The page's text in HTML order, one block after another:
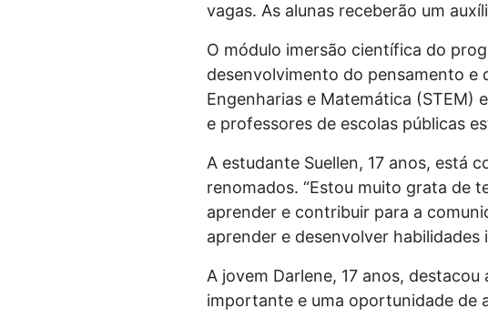
vagas. As alunas receberão um
O módulo imersão científica do
desenvolvimento do pensamento e
Engenharias e Matemática (STEM)
e professores de escolas públicas
A estudante Suellen, 17 anos, está
renomados. “Estou muito grata de
aprender e contribuir para a
aprender e desenvolver
A jovem Darlene, 17 anos,
importante e uma oportunidade de